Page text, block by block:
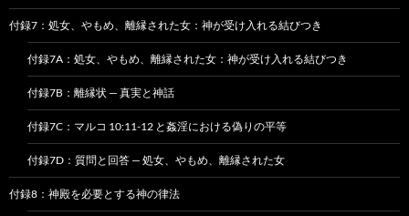
付録7：処女、やもめ、離縁された女：神が受け入れる結びつき
付録7A：処女、やもめ、離縁された女：神が受け入れる結びつき
付録7B：離縁状 — 真実と神話
付録7C：マルコ 10:11-12 と姦淫における偽りの平等
付録7D：質問と回答 — 処女、やもめ、離縁された女
付録8：神殿を必要とする神の律法